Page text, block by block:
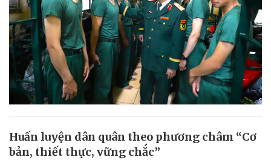
Huấn luyện dân quân theo phương châm “Cơ
bản, thiết thực, vững chắc”